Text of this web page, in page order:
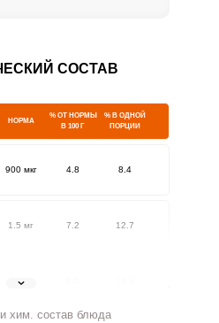
СОСТАВ
НОРМА
% ОТ НОРМЫ
В 100 Г
% В ОДНОЙ
ПОРЦИИ
900 мкг 4.8 8.4
1.5 мг 7.2 12.7
1.8 мг
хим. состав блюда